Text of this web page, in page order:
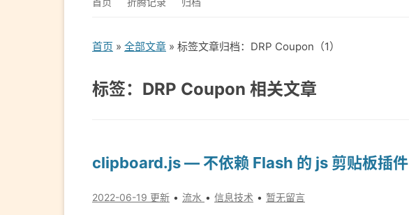
首页 » 全部文章 » 标签文章归档：DRP Coupon（1）
标签：DRP Coupon 相关文章
clipboard.js — 不依赖 Flash 的 js 剪贴板插件
2022-06-19 更新 流水 信息技术 暂无留言